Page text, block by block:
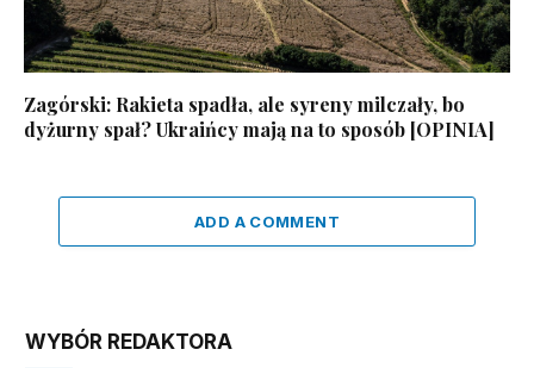
Zagórski: Rakieta spadła, ale syreny milczały, bo
dyżurny spał? Ukraińcy mają na to sposób [OPINIA]
ADD A COMMENT
WYBÓR REDAKTORA